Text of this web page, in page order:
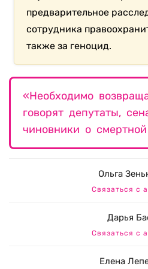
предварительное
сотрудника
также за геноцид.
«Необходимо
говорят депутаты,
чиновники о
Ольга
Связаться с
Дарья
Связаться с
Елена